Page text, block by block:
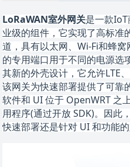
LoRaWAN室外网关是一款IoT
业级的组件，它实现了高标准
道，具有以太网、Wi-Fi和蜂
的专用端口用于不同的电源选
其新的外壳设计，它允许LTE
该网关为快速部署提供了可靠
软件和 UI 位于 OpenWRT 之
用程序(通过开放 SDK)。因此
快速部署还是针对 UI 和功能的